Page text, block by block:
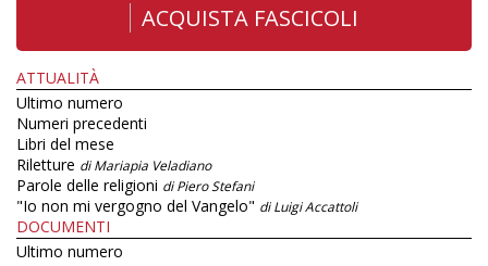
ACQUISTA FASCICOLI
ATTUALITÀ
Ultimo numero
Numeri precedenti
Libri del mese
Riletture di Mariapia Veladiano
Parole delle religioni di Piero Stefani
"Io non mi vergogno del Vangelo" di Luigi Accattoli
DOCUMENTI
Ultimo numero